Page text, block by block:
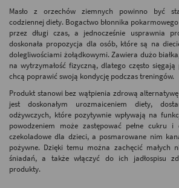
Masło z orzechów ziemnych powinno być
codziennej diety. Bogactwo błonnika
przez długi czas, a jednocześnie usprawnia
doskonała propozycja dla osób, które są na
dolegliwościami żołądkowymi. Zawiera dużo
na wytrzymałość fizyczną, dlatego często
chcą poprawić swoją kondycję podczas treningów.
Produkt stanowi bez wątpienia zdrową
jest doskonałym urozmaiceniem diety,
odżywczych, które pozytywnie wpływają na
powodzeniem może zastępować pełne cukru i
czekoladowe dla dzieci, a posmarowane nim
pożywne. Dzięki temu można zachęcić małych
śniadań, a także włączyć do ich jadłospisu
produkty.